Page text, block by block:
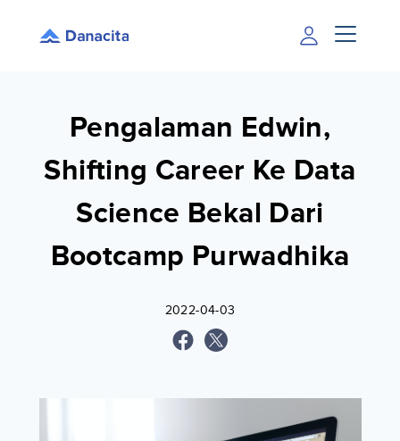
Pengalaman Edwin,
Shifting Career Ke Data
Science Bekal Dari
Bootcamp Purwadhika
2022-04-03